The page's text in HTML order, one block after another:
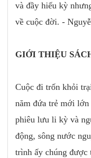
và đầy hiếu kỳ
về cuộc đời. -
GIỚI THIỆU
Cuộc đi trốn khỏi
năm đứa trẻ mới
phiêu lưu li kỳ và
động, sông nước
trình ấy chúng được